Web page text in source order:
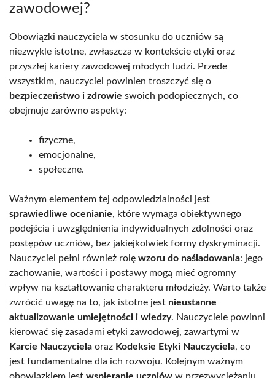
zawodowej?
Obowiązki nauczyciela w stosunku do uczniów są
niezwykle istotne, zwłaszcza w kontekście etyki oraz
przyszłej kariery zawodowej młodych ludzi. Przede
wszystkim, nauczyciel powinien troszczyć się o
bezpieczeństwo i zdrowie swoich podopiecznych, co
obejmuje zarówno aspekty:
fizyczne,
emocjonalne,
społeczne.
Ważnym elementem tej odpowiedzialności jest
sprawiedliwe ocenianie, które wymaga obiektywnego
podejścia i uwzględnienia indywidualnych zdolności oraz
postępów uczniów, bez jakiejkolwiek formy dyskryminacji.
Nauczyciel pełni również rolę wzoru do naśladowania: jego
zachowanie, wartości i postawy mogą mieć ogromny
wpływ na kształtowanie charakteru młodzieży. Warto także
zwrócić uwagę na to, jak istotne jest nieustanne
aktualizowanie umiejętności i wiedzy. Nauczyciele powinni
kierować się zasadami etyki zawodowej, zawartymi w
Karcie Nauczyciela oraz Kodeksie Etyki Nauczyciela, co
jest fundamentalne dla ich rozwoju. Kolejnym ważnym